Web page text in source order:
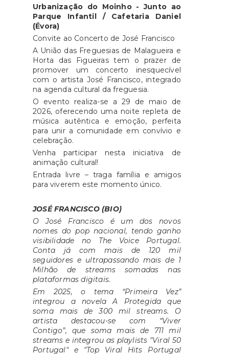
Urbanização do Moinho - Junto ao
Parque Infantil / Cafetaria Daniel
(Évora)
Convite ao Concerto de José Francisco
A União das Freguesias de Malagueira e
Horta das Figueiras tem o prazer de
promover um concerto inesquecível
com o artista José Francisco, integrado
na agenda cultural da freguesia.
O evento realiza-se a 29 de maio de
2026, oferecendo uma noite repleta de
música autêntica e emoção, perfeita
para unir a comunidade em convívio e
celebração.
Venha participar nesta iniciativa de
animação cultural!
Entrada livre – traga família e amigos
para viverem este momento único.
JOSÉ FRANCISCO (BIO)
O José Francisco é um dos novos
nomes do pop nacional, tendo ganho
visibilidade no The Voice Portugal.
Conta já com mais de 120 mil
seguidores e ultrapassando mais de 1
Milhão de streams somadas nas
plataformas digitais.
Em 2025, o tema “Primeira Vez”
integrou a novela A Protegida que
soma mais de 300 mil streams. O
artista destacou-se com “Viver
Contigo”, que soma mais de 711 mil
streams e integrou as playlists "Viral 50
Portugal" e "Top Viral Hits Portugal